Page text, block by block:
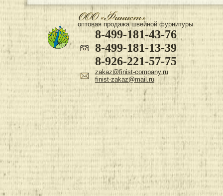
оптовая продажа швейной фурнитуры
8-499-181-43-76
8-499-181-13-39
8-926-221-57-75
zakaz@finist-company.ru
finist-zakaz@mail.ru